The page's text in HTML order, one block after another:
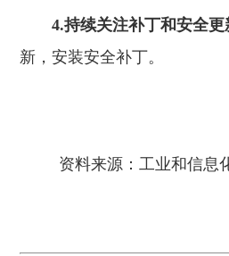
4.持续关注补丁和安全更
新，安装安全补丁。
资料来源：工业和信息